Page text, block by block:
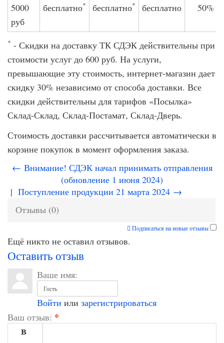
5000
руб
бесплатно* бесплатно* бесплатно 50%
* - Скидки на доставку ТК СДЭК действительны при
стоимости услуг до 600 руб. На услуги,
превышающие эту стоимость, интернет-магазин дает
скидку 30% независимо от способа доставки. Все
скидки действительны для тарифов «Посылка»
Склад-Склад, Склад-Постамат, Склад-Дверь.
Стоимость доставки рассчитывается автоматически в
корзине покупок в момент оформления заказа.
← Внимание! СДЭК начал принимать отправления
(обновление 1 июня 2024)
| Поступление продукции 21 марта 2024 →
Отзывы (0)
Подписаться на новые отзывы
Ещё никто не оставил отзывов.
Оставить отзыв
Ваше имя:
Войти или зарегистрироваться
Ваш отзыв: *
